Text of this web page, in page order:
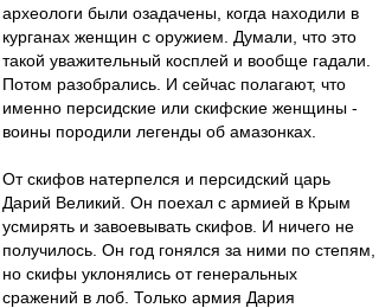
археологи были озадачены, когда находили в
курганах женщин с оружием. Думали, что это
такой уважительный косплей и вообще гадали.
Потом разобрались. И сейчас полагают, что
именно персидские или скифские женщины -
воины породили легенды об амазонках.
От скифов натерпелся и персидский царь
Дарий Великий. Он поехал с армией в Крым
усмирять и завоевывать скифов. И ничего не
получилось. Он год гонялся за ними по степям,
но скифы уклонялись от генеральных
сражений в лоб. Только армия Дария